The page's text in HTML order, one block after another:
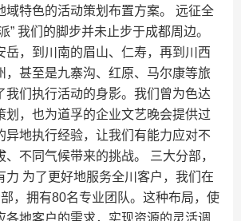
域特色的活动策划布置方案。 远征全
” 我们的脚步并未止步于成都周边。
岳，到川南的眉山、仁寿，再到川西
，甚至是九寨沟、红原、马尔康等旅
我们执行活动的身影。我们曾为色达
划，也为道孚的企业文艺晚会提供过
异地执行经验，让我们有能力应对不
、不同气候带来的挑战。 三大分部，
力 为了更好地服务全川客户，我们在
，拥有80名专业团队。这种布局，使